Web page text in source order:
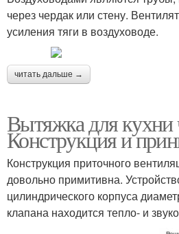
через чердак или стену.
усиления тяги в воздуховоде.
читать дальше →
Вытяжка для кухни
Конструкция и
Конструкция приточного
довольно примитивна.
цилиндрического корпуса
клапана находится тепло- и